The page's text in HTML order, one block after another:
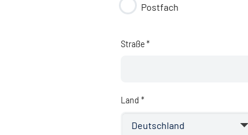
Postfach
Straße *
Land *